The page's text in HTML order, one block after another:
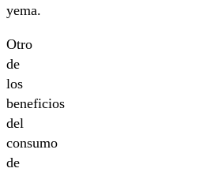
yema.
Otro
de
los
beneficios
del
consumo
de